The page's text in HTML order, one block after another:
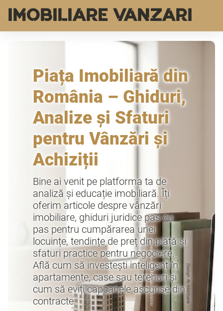
IMOBILIARE VANZARI
Piața Imobiliară din
România – Ghiduri,
Analize și Sfaturi
pentru Vânzări și
Achiziții
Bine ai venit pe platforma ta de
analiză și educație imobiliară. Îți
oferim articole despre vânzări
imobiliare, ghiduri juridice pas cu
pas pentru cumpărarea unei
locuințe, tendințe de preț din piață și
sfaturi practice pentru negociere.
Află cum să investești inteligent în
apartamente, case sau terenuri și
cum să eviți capcanele ascunse din
contracte.